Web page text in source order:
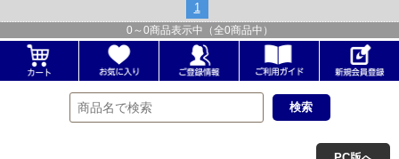
1
0 ～ 0商品表示中（全0商品中）